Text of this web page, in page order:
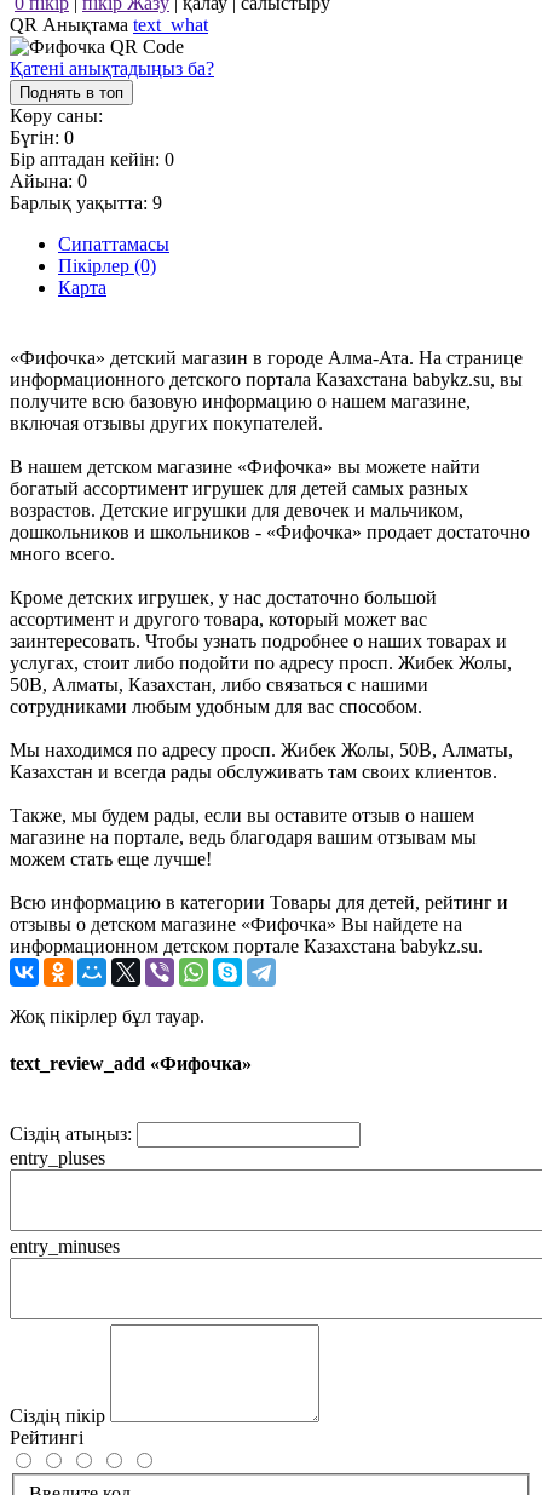
QR Анықтама text_what
Қатені анықтадыңыз ба?
Поднять в топ
Көру саны:
Бүгін: 0
Бір аптадан кейін: 0
Айына: 0
Барлық уақытта: 9
Сипаттамасы
Пікірлер (0)
Карта
«Фифочка» детский магазин в городе Алма-Ата. На странице
информационного детского портала Казахстана babykz.su, вы
получите всю базовую информацию о нашем магазине,
включая отзывы других покупателей.
В нашем детском магазине «Фифочка» вы можете найти
богатый ассортимент игрушек для детей самых разных
возрастов. Детские игрушки для девочек и мальчиком,
дошкольников и школьников - «Фифочка» продает достаточно
много всего.
Кроме детских игрушек, у нас достаточно большой
ассортимент и другого товара, который может вас
заинтересовать. Чтобы узнать подробнее о наших товарах и
услугах, стоит либо подойти по адресу просп. Жибек Жолы,
50В, Алматы, Казахстан, либо связаться с нашими
сотрудниками любым удобным для вас способом.
Мы находимся по адресу просп. Жибек Жолы, 50В, Алматы,
Казахстан и всегда рады обслуживать там своих клиентов.
Также, мы будем рады, если вы оставите отзыв о нашем
магазине на портале, ведь благодаря вашим отзывам мы
можем стать еще лучше!
Всю информацию в категории Товары для детей, рейтинг и
отзывы о детском магазине «Фифочка» Вы найдете на
информационном детском портале Казахстана babykz.su.
Жоқ пікірлер бұл тауар.
text_review_add «Фифочка»
Сіздің атыңыз:
entry_pluses
entry_minuses
Сіздің пікір
Рейтингі